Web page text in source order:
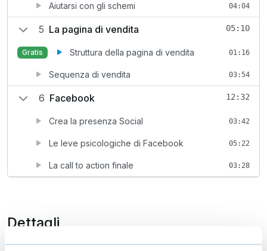
Aiutarsi con gli schemi 04:04
5 La pagina di vendita 05:10
Gratis Struttura della pagina di vendita 01:16
Sequenza di vendita 03:54
6 Facebook 12:32
Crea la presenza Social 03:42
Le leve psicologiche di Facebook 05:22
La call to action finale 03:28
Dettagli
Ti capita mai di pensare che i tuoi “concorrenti” stiano